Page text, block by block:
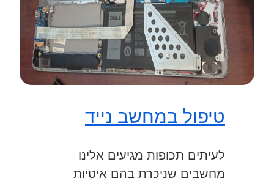
טיפול במחשב נייד
לעיתים תכופות מגיעים אלינו
מחשבים שניכרת בהם איטיות